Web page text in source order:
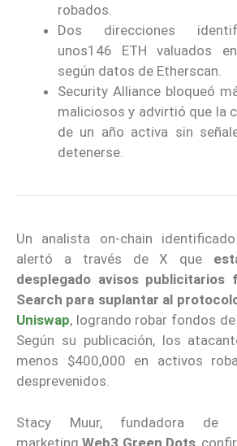
robados.
Dos direcciones
unos146 ETH valuados
según datos de Etherscan.
Security Alliance bloqueó
maliciosos y advirtió que la
de un año activa sin
detenerse.
Un analista on-chain
alertó a través de X que
desplegado avisos publicitarios
Search para suplantar al
Uniswap, logrando robar fondos
Según su publicación, los
menos $400,000 en activos
desprevenidos.
Stacy Muur, fundadora de
marketingWeb3 Green Dots,